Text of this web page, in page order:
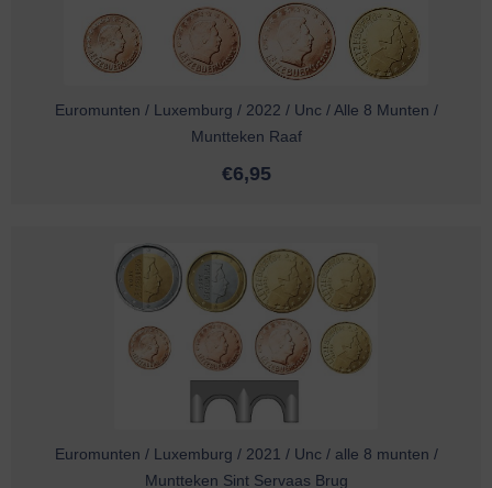
Euromunten / Luxemburg / 2022 / Unc / Alle 8 Munten /
Muntteken Raaf
€6,95
Euromunten / Luxemburg / 2021 / Unc / alle 8 munten /
Muntteken Sint Servaas Brug